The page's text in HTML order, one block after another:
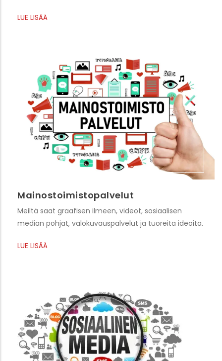
LUE LISÄÄ
Mainostoimistopalvelut
Meiltä saat graafisen ilmeen, videot, sosiaalisen
median pohjat, valokuvauspalvelut ja tuoreita ideoita.
LUE LISÄÄ